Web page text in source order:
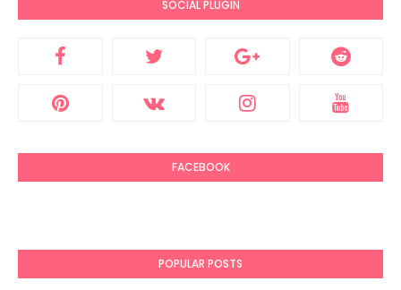
SOCIAL PLUGIN
FACEBOOK
POPULAR POSTS